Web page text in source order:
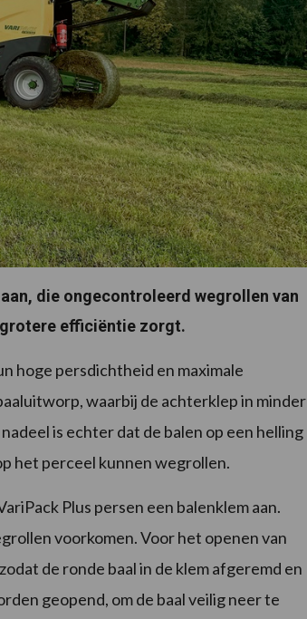
die ongecontroleerd wegrollen van
efficiëntie zorgt.
hoge persdichtheid en maximale
waarbij de achterklep in minder
is echter dat de balen op een helling
het perceel kunnen wegrollen.
Plus persen een balenklem aan.
voorkomen. Voor het openen van
de ronde baal in de klem afgeremd en
geopend, om de baal veilig neer te